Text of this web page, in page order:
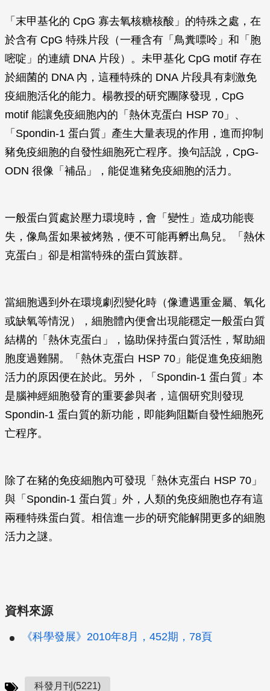
「末甲基化的 CpG 寡去氧核糖核酸」的特殊之處，在
於含有 CpG 特殊片段（一種含有「鳥糞嘌呤」和「胞
嘧啶」的連續 DNA 片段）。未甲基化 CpG motif 存在
於細菌的 DNA 內，這種特殊的 DNA 片段具有刺激免
疫細胞活化的能力。楊教授的研究團隊發現，CpG
motif 能讓免疫細胞內的「熱休克蛋白 HSP 70」、
「Spondin-1 蛋白質」產生大量表現的作用，進而抑制
豬免疫細胞的自發性細胞死亡程序。換句話說，CpG-
ODN 很像「補品」，能促進豬免疫細胞的活力。
一般蛋白質處於壓力環境時，會「變性」造成功能喪
失，像鳥蛋如果被烤熟，便不可能再孵出鳥兒。「熱休
克蛋白」卻是相當特殊的蛋白質族群。
當細胞遇到外在環境劇烈變化時（像遭遇重金屬、氧化
或缺氧等情況），細胞體內便會出現能穩定一般蛋白質
結構的「熱休克蛋白」，協助保持蛋白質活性，幫助細
胞度過難關。「熱休克蛋白 HSP 70」能促進免疫細胞
活力的原因便在於此。另外，「Spondin-1 蛋白質」本
是腦神經細胞發育的重要參與者，這個研究則發現
Spondin-1 蛋白質的新功能，即能夠阻斷自發性細胞死
亡程序。
除了在豬的免疫細胞內可發現「熱休克蛋白 HSP 70」
與「Spondin-1 蛋白質」外，人類的免疫細胞也存有這
兩種特殊蛋白質。相信進一步的研究能解開更多的細胞
活力之謎。
資料來源
《科學發展》2010年8月，452期，78頁
科發月刊(5221)